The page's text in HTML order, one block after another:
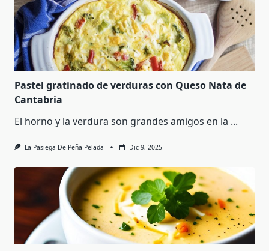
Pastel gratinado de verduras con Queso Nata de
Cantabria
El horno y la verdura son grandes amigos en la ...
La Pasiega De Peña Pelada Dic 9, 2025